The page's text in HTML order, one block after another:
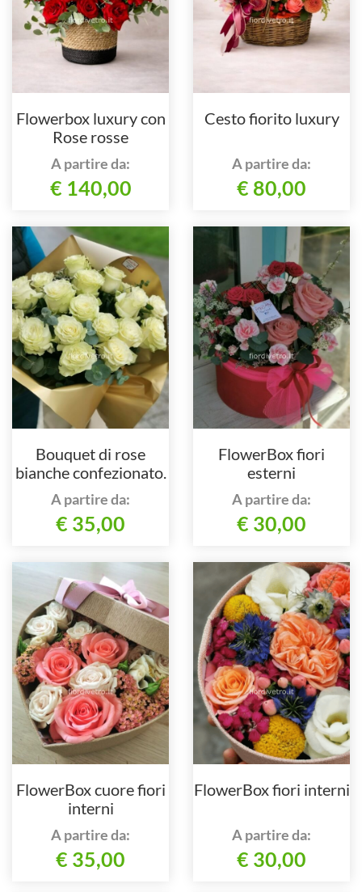
Flowerbox luxury con
Rose rosse
A partire da:
€ 140,00
Cesto fiorito luxury
A partire da:
€ 80,00
Bouquet di rose
bianche confezionato.
A partire da:
€ 35,00
FlowerBox fiori
esterni
A partire da:
€ 30,00
FlowerBox cuore fiori
interni
A partire da:
€ 35,00
FlowerBox fiori interni
A partire da:
€ 30,00